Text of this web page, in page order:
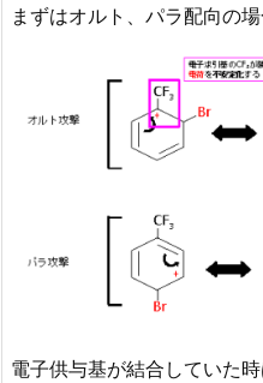
まずはオルト、パラ配向の
電子供与基が結合していた